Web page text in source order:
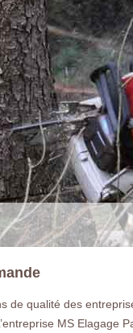
de qualité des
MS Elagage